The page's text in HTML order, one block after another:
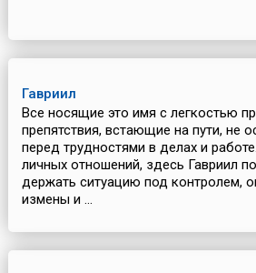
Гавриил
Все носящие это имя с легкостью
препятствия, встающие на пути, не
перед трудностями в делах и
личных отношений, здесь Гавриил
держать ситуацию под контролем,
измены и ...